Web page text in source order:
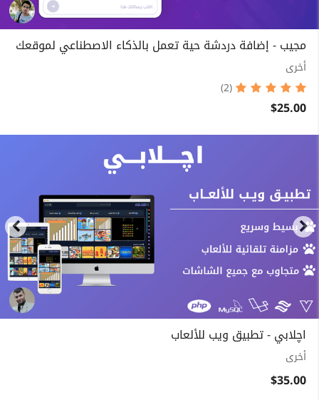
مجيب - إضافة دردشة حية تعمل بالذكاء الاصطناعي لموقعك
أخرى
(2)
$25.00
اچلابي - تطبيق ويب للألعاب
أخرى
$35.00